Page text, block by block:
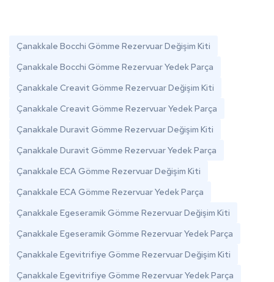
Çanakkale Bocchi Gömme Rezervuar Değişim Kiti
Çanakkale Bocchi Gömme Rezervuar Yedek Parça
Çanakkale Creavit Gömme Rezervuar Değişim Kiti
Çanakkale Creavit Gömme Rezervuar Yedek Parça
Çanakkale Duravit Gömme Rezervuar Değişim Kiti
Çanakkale Duravit Gömme Rezervuar Yedek Parça
Çanakkale ECA Gömme Rezervuar Değişim Kiti
Çanakkale ECA Gömme Rezervuar Yedek Parça
Çanakkale Egeseramik Gömme Rezervuar Değişim Kiti
Çanakkale Egeseramik Gömme Rezervuar Yedek Parça
Çanakkale Egevitrifiye Gömme Rezervuar Değişim Kiti
Çanakkale Egevitrifiye Gömme Rezervuar Yedek Parça